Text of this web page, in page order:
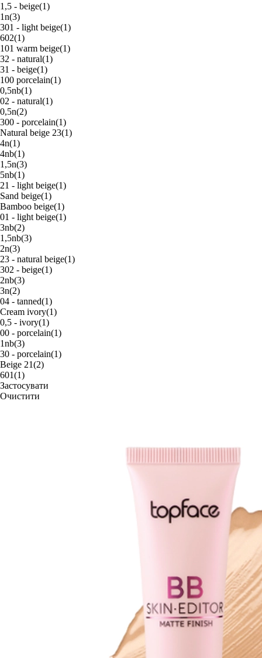
1,5 - beige(1)
1n(3)
301 - light beige(1)
602(1)
101 warm beige(1)
32 - natural(1)
31 - beige(1)
100 porcelain(1)
0,5nb(1)
02 - natural(1)
0,5n(2)
300 - porcelain(1)
Natural beige 23(1)
4n(1)
4nb(1)
1,5n(3)
5nb(1)
21 - light beige(1)
Sand beige(1)
Bamboo beige(1)
01 - light beige(1)
3nb(2)
1,5nb(3)
2n(3)
23 - natural beige(1)
302 - beige(1)
2nb(3)
3n(2)
04 - tanned(1)
Cream ivory(1)
0,5 - ivory(1)
00 - porcelain(1)
1nb(3)
30 - porcelain(1)
Beige 21(2)
601(1)
Застосувати
Очистити